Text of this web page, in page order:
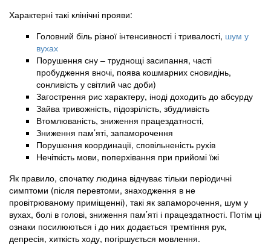
Характерні такі клінічні прояви:
Головний біль різної інтенсивності і тривалості, шум у
вухах
Порушення сну – труднощі засипання, часті
пробудження вночі, поява кошмарних сновидінь,
сонливість у світлий час доби)
Загострення рис характеру, іноді доходить до абсурду
Зайва тривожність, підозрілість, збудливість
Втомлюваність, зниження працездатності,
Зниження пам’яті, запаморочення
Порушення координації, сповільненість рухів
Нечіткість мови, поперхівання при прийомі їжі
Як правило, спочатку людина відчуває тільки періодичні
симптоми (після перевтоми, знаходження в не
провітрюваному приміщенні), такі як запаморочення, шум у
вухах, болі в голові, зниження пам’яті і працездатності. Потім ці
ознаки посилюються і до них додається тремтіння рук,
депресія, хиткість ходу, погіршується мовлення.